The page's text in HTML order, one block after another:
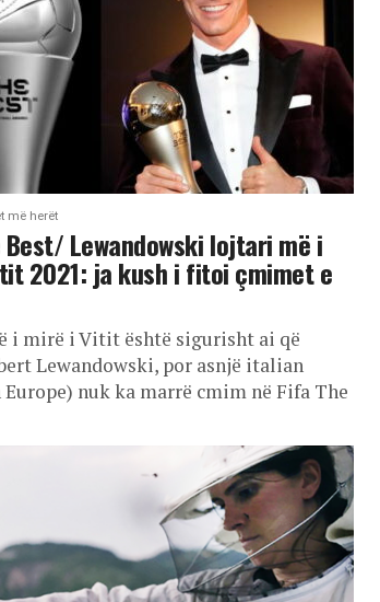
më herët
Best/ Lewandowski lojtari më i
2021: ja kush i fitoi çmimet e
i mirë i Vitit është sigurisht ai që
Lewandowski, por asnjë italian
nuk ka marrë cmim në Fifa The